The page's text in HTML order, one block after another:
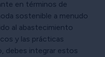
en términos de
sostenible a menudo
al abastecimiento
y las prácticas
debes integrar estos